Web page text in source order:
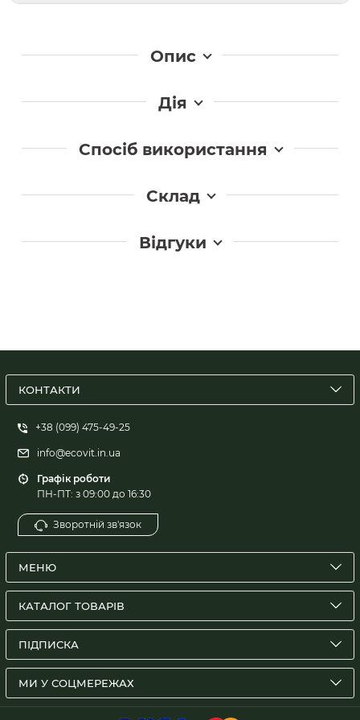
Опис
Дія
Спосіб використання
Склад
Відгуки
КОНТАКТИ
+38 (099) 475-49-25
info@ecovit.in.ua
Графік роботи
ПН-ПТ: з 09:00 до 16:30
Зворотній зв'язок
МЕНЮ
КАТАЛОГ ТОВАРІВ
ПІДПИСКА
МИ У СОЦМЕРЕЖАХ